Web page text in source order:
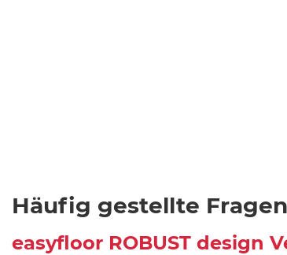
Häufig gestellte Fragen
easyfloor ROBUST design